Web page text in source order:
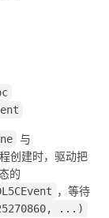
与
创建时，驱动把
的
，等待
...)